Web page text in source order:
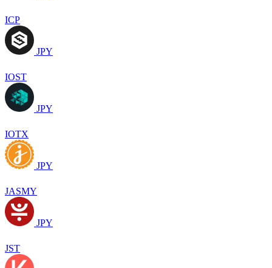
ICP
JPY
IOST
JPY
IOTX
JPY
JASMY
JPY
JST